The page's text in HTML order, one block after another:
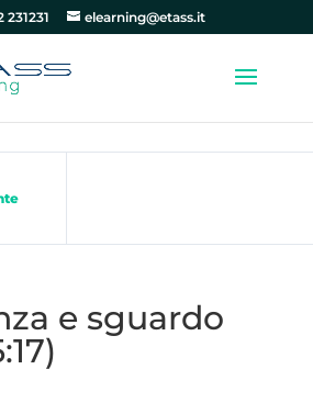
231231 elearning@etass.it
e sguardo